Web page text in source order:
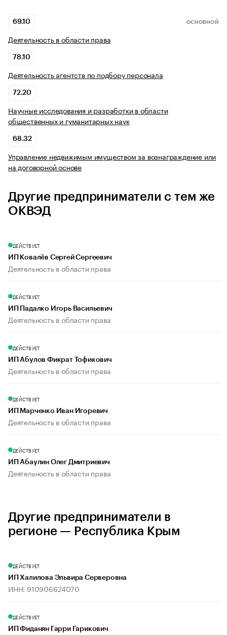
69.10 ОСНОВНОЙ
Деятельность в области права
78.10
Деятельность агентств по подбору персонала
72.20
Научные исследования и разработки в области
общественных и гуманитарных наук
68.32
Управление недвижимым имуществом за вознаграждение или
на договорной основе
Другие предприниматели с тем же
ОКВЭД
ДЕЙСТВУЕТ
ИП Ковалёв Сергей Сергеевич
Деятельность в области права
ДЕЙСТВУЕТ
ИП Падалко Игорь Васильевич
Деятельность в области права
ДЕЙСТВУЕТ
ИП Абулов Фикрат Тофикович
Деятельность в области права
ДЕЙСТВУЕТ
ИП Марченко Иван Игоревич
Деятельность в области права
ДЕЙСТВУЕТ
ИП Абаулин Олег Дмитриевич
Деятельность в области права
Другие предприниматели в
регионе — Республика Крым
ДЕЙСТВУЕТ
ИП Халилова Эльвира Серверовна
ИНН: 910906624070
ДЕЙСТВУЕТ
ИП Фиданян Гарри Гарикович